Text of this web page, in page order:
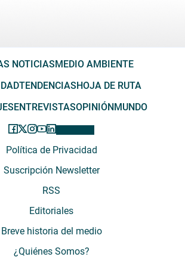
NOTICIAS MEDIO AMBIENTE
TENDENCIAS HOJA DE RUTA
ENTREVISTASOPINIÓN MUNDO
Política de Privacidad
Suscripción Newsletter
RSS
Editoriales
Breve historia del medio
¿Quiénes Somos?